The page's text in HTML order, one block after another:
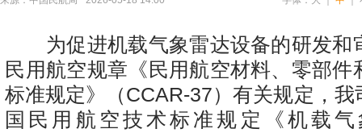
为促进机载气象雷达设备的研发和
民用航空规章《民用航空材料、零部件
标准规定》（CCAR-37）有关规定，我
国民用航空技术标准规定《机载